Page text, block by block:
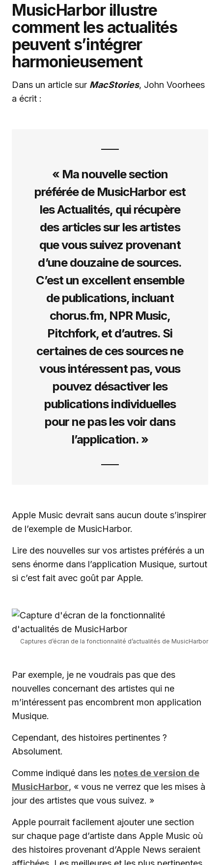
MusicHarbor illustre
comment les actualités
peuvent s’intégrer
harmonieusement
Dans un article sur MacStories, John Voorhees
a écrit :
« Ma nouvelle section
préférée de MusicHarbor est
les Actualités, qui récupère
des articles sur les artistes
que vous suivez provenant
d’une douzaine de sources.
C’est un excellent ensemble
de publications, incluant
chorus.fm, NPR Music,
Pitchfork, et d’autres. Si
certaines de ces sources ne
vous intéressent pas, vous
pouvez désactiver les
publications individuelles
pour ne pas les voir dans
l’application. »
Apple Music devrait sans aucun doute s’inspirer
de l’exemple de MusicHarbor.
Lire des nouvelles sur vos artistes préférés a un
sens énorme dans l’application Musique, surtout
si c’est fait avec goût par Apple.
Captures d’écran de la fonctionnalité d’actualités de MusicHarbor
Par exemple, je ne voudrais pas que des
nouvelles concernant des artistes qui ne
m’intéressent pas encombrent mon application
Musique.
Cependant, des histoires pertinentes ?
Absolument.
Comme indiqué dans les notes de version de
MusicHarbor, « vous ne verrez que les mises à
jour des artistes que vous suivez. »
Apple pourrait facilement ajouter une section
sur chaque page d’artiste dans Apple Music où
des histoires provenant d’Apple News seraient